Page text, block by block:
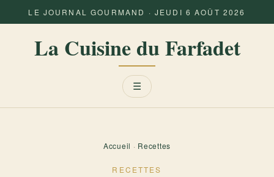
LE JOURNAL GOURMAND · JEUDI 6 AOÛT 2026
La Cuisine du Farfadet
Menu
☰
Accueil · Recettes
RECETTES